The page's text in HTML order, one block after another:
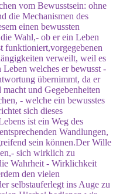
vom Bewusstsein: ohne
die Mechanismen des
einen bewussten
Wahl,- ob er ein Leben
funktioniert,vorgegebenen
verweilt, weil es
welches er bewusst -
übernimmt, da er
und Gegebenheiten
- welche ein bewusstes
sich dieses
ist ein Weg des
Wandlungen,
sein können.Der Wille
sich wirklich zu
Wahrheit - Wirklichkeit
den vielen
selbstauferlegt ins Auge zu